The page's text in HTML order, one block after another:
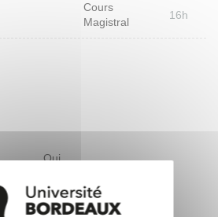
Cours
Magistral
16h
Oui
Non